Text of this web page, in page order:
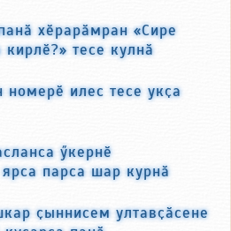
хӗрарӑмран «Сире
тесе кулнӑ
номерӗ илес тесе укҫа
ӳкернӗ
парса шар курнӑ
ҫыннисем ултавҫӑсене